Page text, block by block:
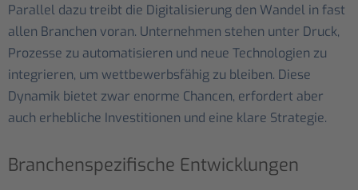
Parallel dazu treibt die Digitalisierung den Wandel in fast
allen Branchen voran. Unternehmen stehen unter Druck,
Prozesse zu automatisieren und neue Technologien zu
integrieren, um wettbewerbsfähig zu bleiben. Diese
Dynamik bietet zwar enorme Chancen, erfordert aber
auch erhebliche Investitionen und eine klare Strategie.
Branchenspezifische Entwicklungen